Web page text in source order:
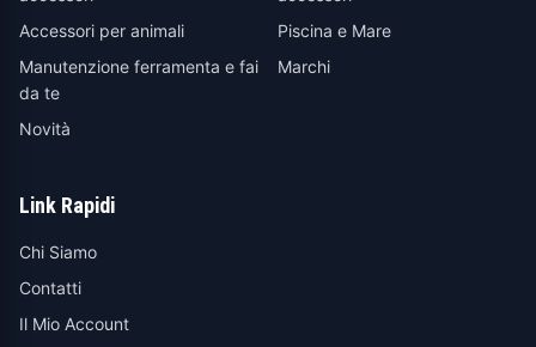
Accessori per animali
Piscina e Mare
Manutenzione ferramenta e fai
da te
Marchi
Novità
Link Rapidi
Chi Siamo
Contatti
Il Mio Account